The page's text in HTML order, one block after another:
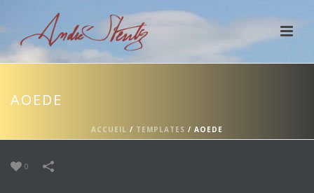
AOEDE
ACCUEIL / TEMPLATES / AOEDE
0